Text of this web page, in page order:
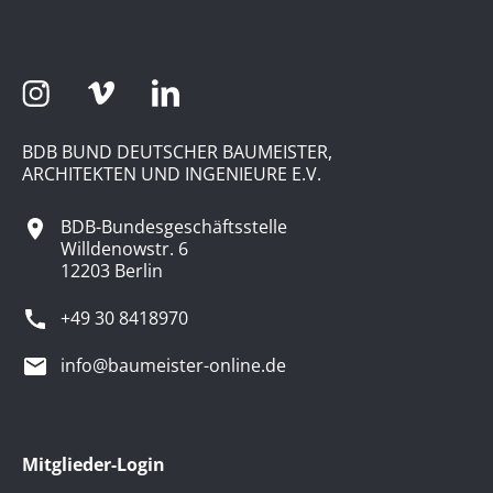
BDB BUND DEUTSCHER BAUMEISTER,
ARCHITEKTEN UND INGENIEURE E.V.
BDB-Bundesgeschäftsstelle
Willdenowstr. 6
12203 Berlin
+49 30 8418970
info@baumeister-online.de
Mitglieder-Login